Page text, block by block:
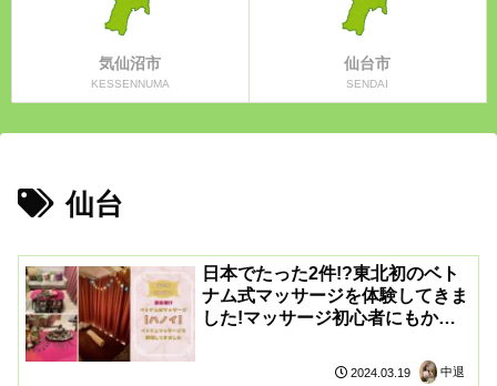
気仙沼市
KESSENNUMA
仙台市
SENDAI
仙台
日本でたった2件!?東北初のベト
ナム式マッサージを体験してきま
した!マッサージ初心者にもかな
クゼーション ハノイ】
2024.03.19 中退